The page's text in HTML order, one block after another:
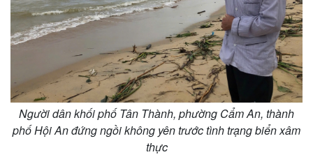
Người dân khối phố Tân Thành, phường Cẩm An, thành
phố Hội An đứng ngồi không yên trước tình trạng biển xâm
thực